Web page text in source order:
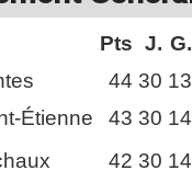
Pts J. G.
44 30 13
Étienne 43 30 14
42 30 14